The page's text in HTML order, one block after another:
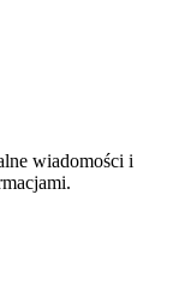
wiadomości i